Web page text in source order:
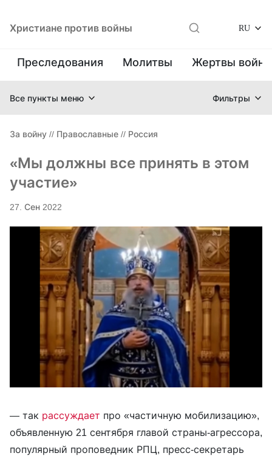
Христиане против войны RU
Преследования Молитвы Жертвы
Все пункты меню Фильтры
За войну // Православные // Россия
«Мы должны все принять в этом
участие»
27. Сен 2022
— так рассуждает про «частичную мобилизацию»,
объявленную 21 сентября главой страны-агрессора,
популярный проповедник РПЦ, пресс-секретарь